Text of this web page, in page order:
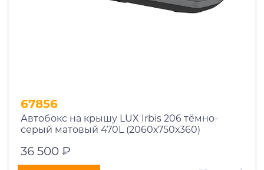
67856
Автобокс на крышу LUX Irbis 206 тёмно-
серый матовый 470L (2060х750х360)
36 500 ₽